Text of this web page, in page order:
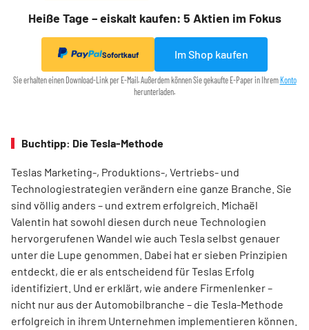
Heiße Tage – eiskalt kaufen: 5 Aktien im Fokus
Sofortkauf Im Shop kaufen
Sie erhalten einen Download-Link per E-Mail. Außerdem können Sie gekaufte E-Paper in Ihrem Konto
herunterladen.
Buchtipp: Die Tesla-Methode
Teslas Marketing-, Produktions-, Vertriebs- und
Technologiestrategien verändern eine ganze Branche. Sie
sind völlig anders – und extrem erfolgreich. Michaël
Valentin hat sowohl diesen durch neue Technologien
hervorgerufenen Wandel wie auch Tesla selbst genauer
unter die Lupe genommen. Dabei hat er sieben Prinzipien
entdeckt, die er als entscheidend für Teslas Erfolg
identifiziert. Und er erklärt, wie andere Firmenlenker –
nicht nur aus der Automobilbranche – die Tesla-Methode
erfolgreich in ihrem Unternehmen implementieren können.